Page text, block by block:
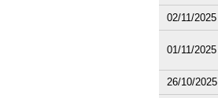
02/11/2025
01/11/2025
26/10/2025